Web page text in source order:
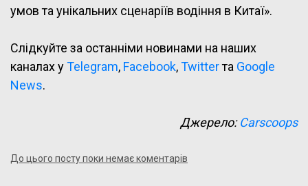
умов та унікальних сценаріїв водіння в Китаї».
Слідкуйте за останніми новинами на наших
каналах уTelegram, Facebook,Twitterта Google
News.
Джерело:Carscoops
До цього посту поки немає коментарів